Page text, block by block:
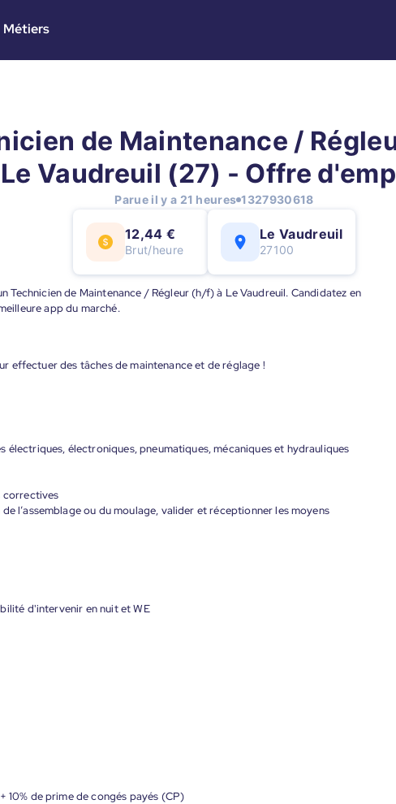
Métiers
de Maintenance /
Le Vaudreuil (27) - Offre
Parue il y a 21 heures 1327930618
12,44 €
Brut/heure
Le Vaudreuil
27100
Technicien de Maintenance / Régleur (h/f) à Le Vaudreuil. Candidatez en
app du marché.
effectuer des tâches de maintenance et de réglage !
électriques, électroniques, pneumatiques, mécaniques et hydrauliques
correctives
l’assemblage ou du moulage, valider et réceptionner les moyens
d'intervenir en nuit et WE
10% de prime de congés payés (CP)